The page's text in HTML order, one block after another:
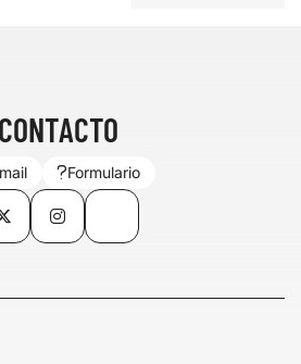
CONTACTO
Formulario
Twitter InstagramTikTok